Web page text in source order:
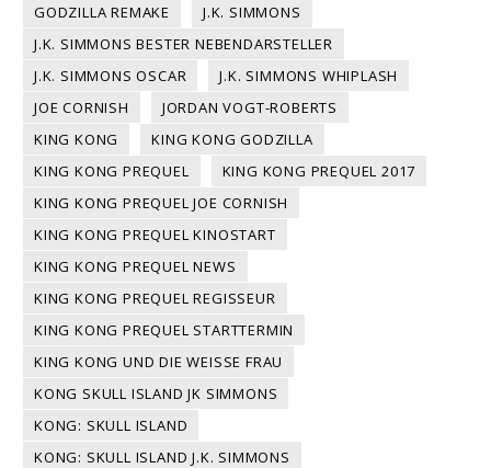
GODZILLA REMAKE
J.K. SIMMONS
J.K. SIMMONS BESTER NEBENDARSTELLER
J.K. SIMMONS OSCAR
J.K. SIMMONS WHIPLASH
JOE CORNISH
JORDAN VOGT-ROBERTS
KING KONG
KING KONG GODZILLA
KING KONG PREQUEL
KING KONG PREQUEL 2017
KING KONG PREQUEL JOE CORNISH
KING KONG PREQUEL KINOSTART
KING KONG PREQUEL NEWS
KING KONG PREQUEL REGISSEUR
KING KONG PREQUEL STARTTERMIN
KING KONG UND DIE WEISSE FRAU
KONG SKULL ISLAND JK SIMMONS
KONG: SKULL ISLAND
KONG: SKULL ISLAND J.K. SIMMONS